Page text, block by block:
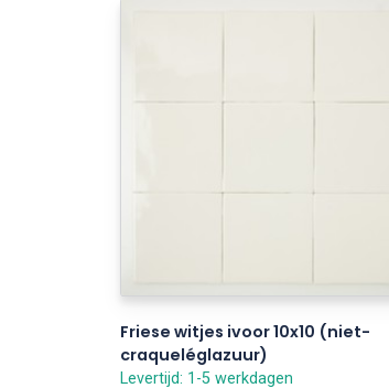
Friese witjes ivoor 10x10 (niet-
craqueléglazuur)
Levertijd: 1-5 werkdagen